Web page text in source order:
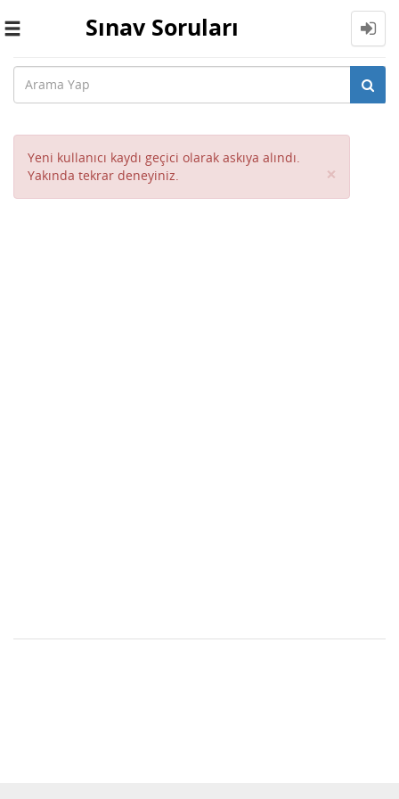
Toggle
Sınav Soruları
Yeni kullanıcı kaydı geçici olarak askıya alındı.
Yakında tekrar deneyiniz.
×